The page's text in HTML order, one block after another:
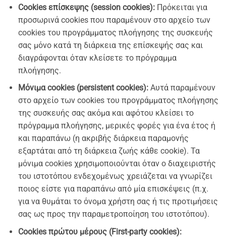
Cookies επίσκεψης (session cookies):Πρόκειται για
προσωρινά cookies που παραμένουν στο αρχείο των
cookies του προγράμματος πλοήγησης της συσκευής
σας μόνο κατά τη διάρκεια της επίσκεψής σας και
διαγράφονται όταν κλείσετε το πρόγραμμα
πλοήγησης.
Μόνιμα cookies (persistent cookies):Αυτά παραμένουν
στο αρχείο των cookies του προγράμματος πλοήγησης
της συσκευής σας ακόμα και αφότου κλείσει το
πρόγραμμα πλοήγησης, μερικές φορές για ένα έτος ή
και παραπάνω (η ακριβής διάρκεια παραμονής
εξαρτάται από τη διάρκεια ζωής κάθε cookie). Τα
μόνιμα cookies χρησιμοποιούνται όταν ο διαχειριστής
του ιστοτόπου ενδεχομένως χρειάζεται να γνωρίζει
ποιος είστε για παραπάνω από μία επισκέψεις (π.χ.
για να θυμάται το όνομα χρήστη σας ή τις προτιμήσεις
σας ως προς την παραμετροποίηση του ιστοτόπου).
Cookies πρώτου μέρους (First-party cookies):